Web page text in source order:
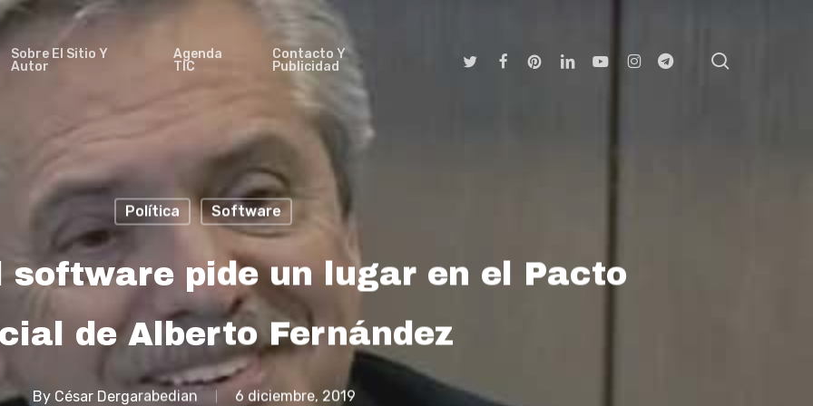
Sobre El Sitio Y
Autor
Agenda
TIC
Contacto Y
Publicidad
TwitterFacebookPinterestLinkedinYoutubeInstagramTelegram
Política Software
software pide un lugar en el Pacto
de Alberto Fernández
By César Dergarabedian 6 diciembre, 2019